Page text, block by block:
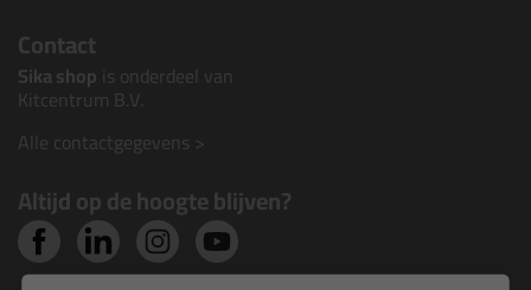
Contact
Sika shop is onderdeel van
Kitcentrum B.V.
Alle contactgegevens >
Altijd op de hoogte blijven?